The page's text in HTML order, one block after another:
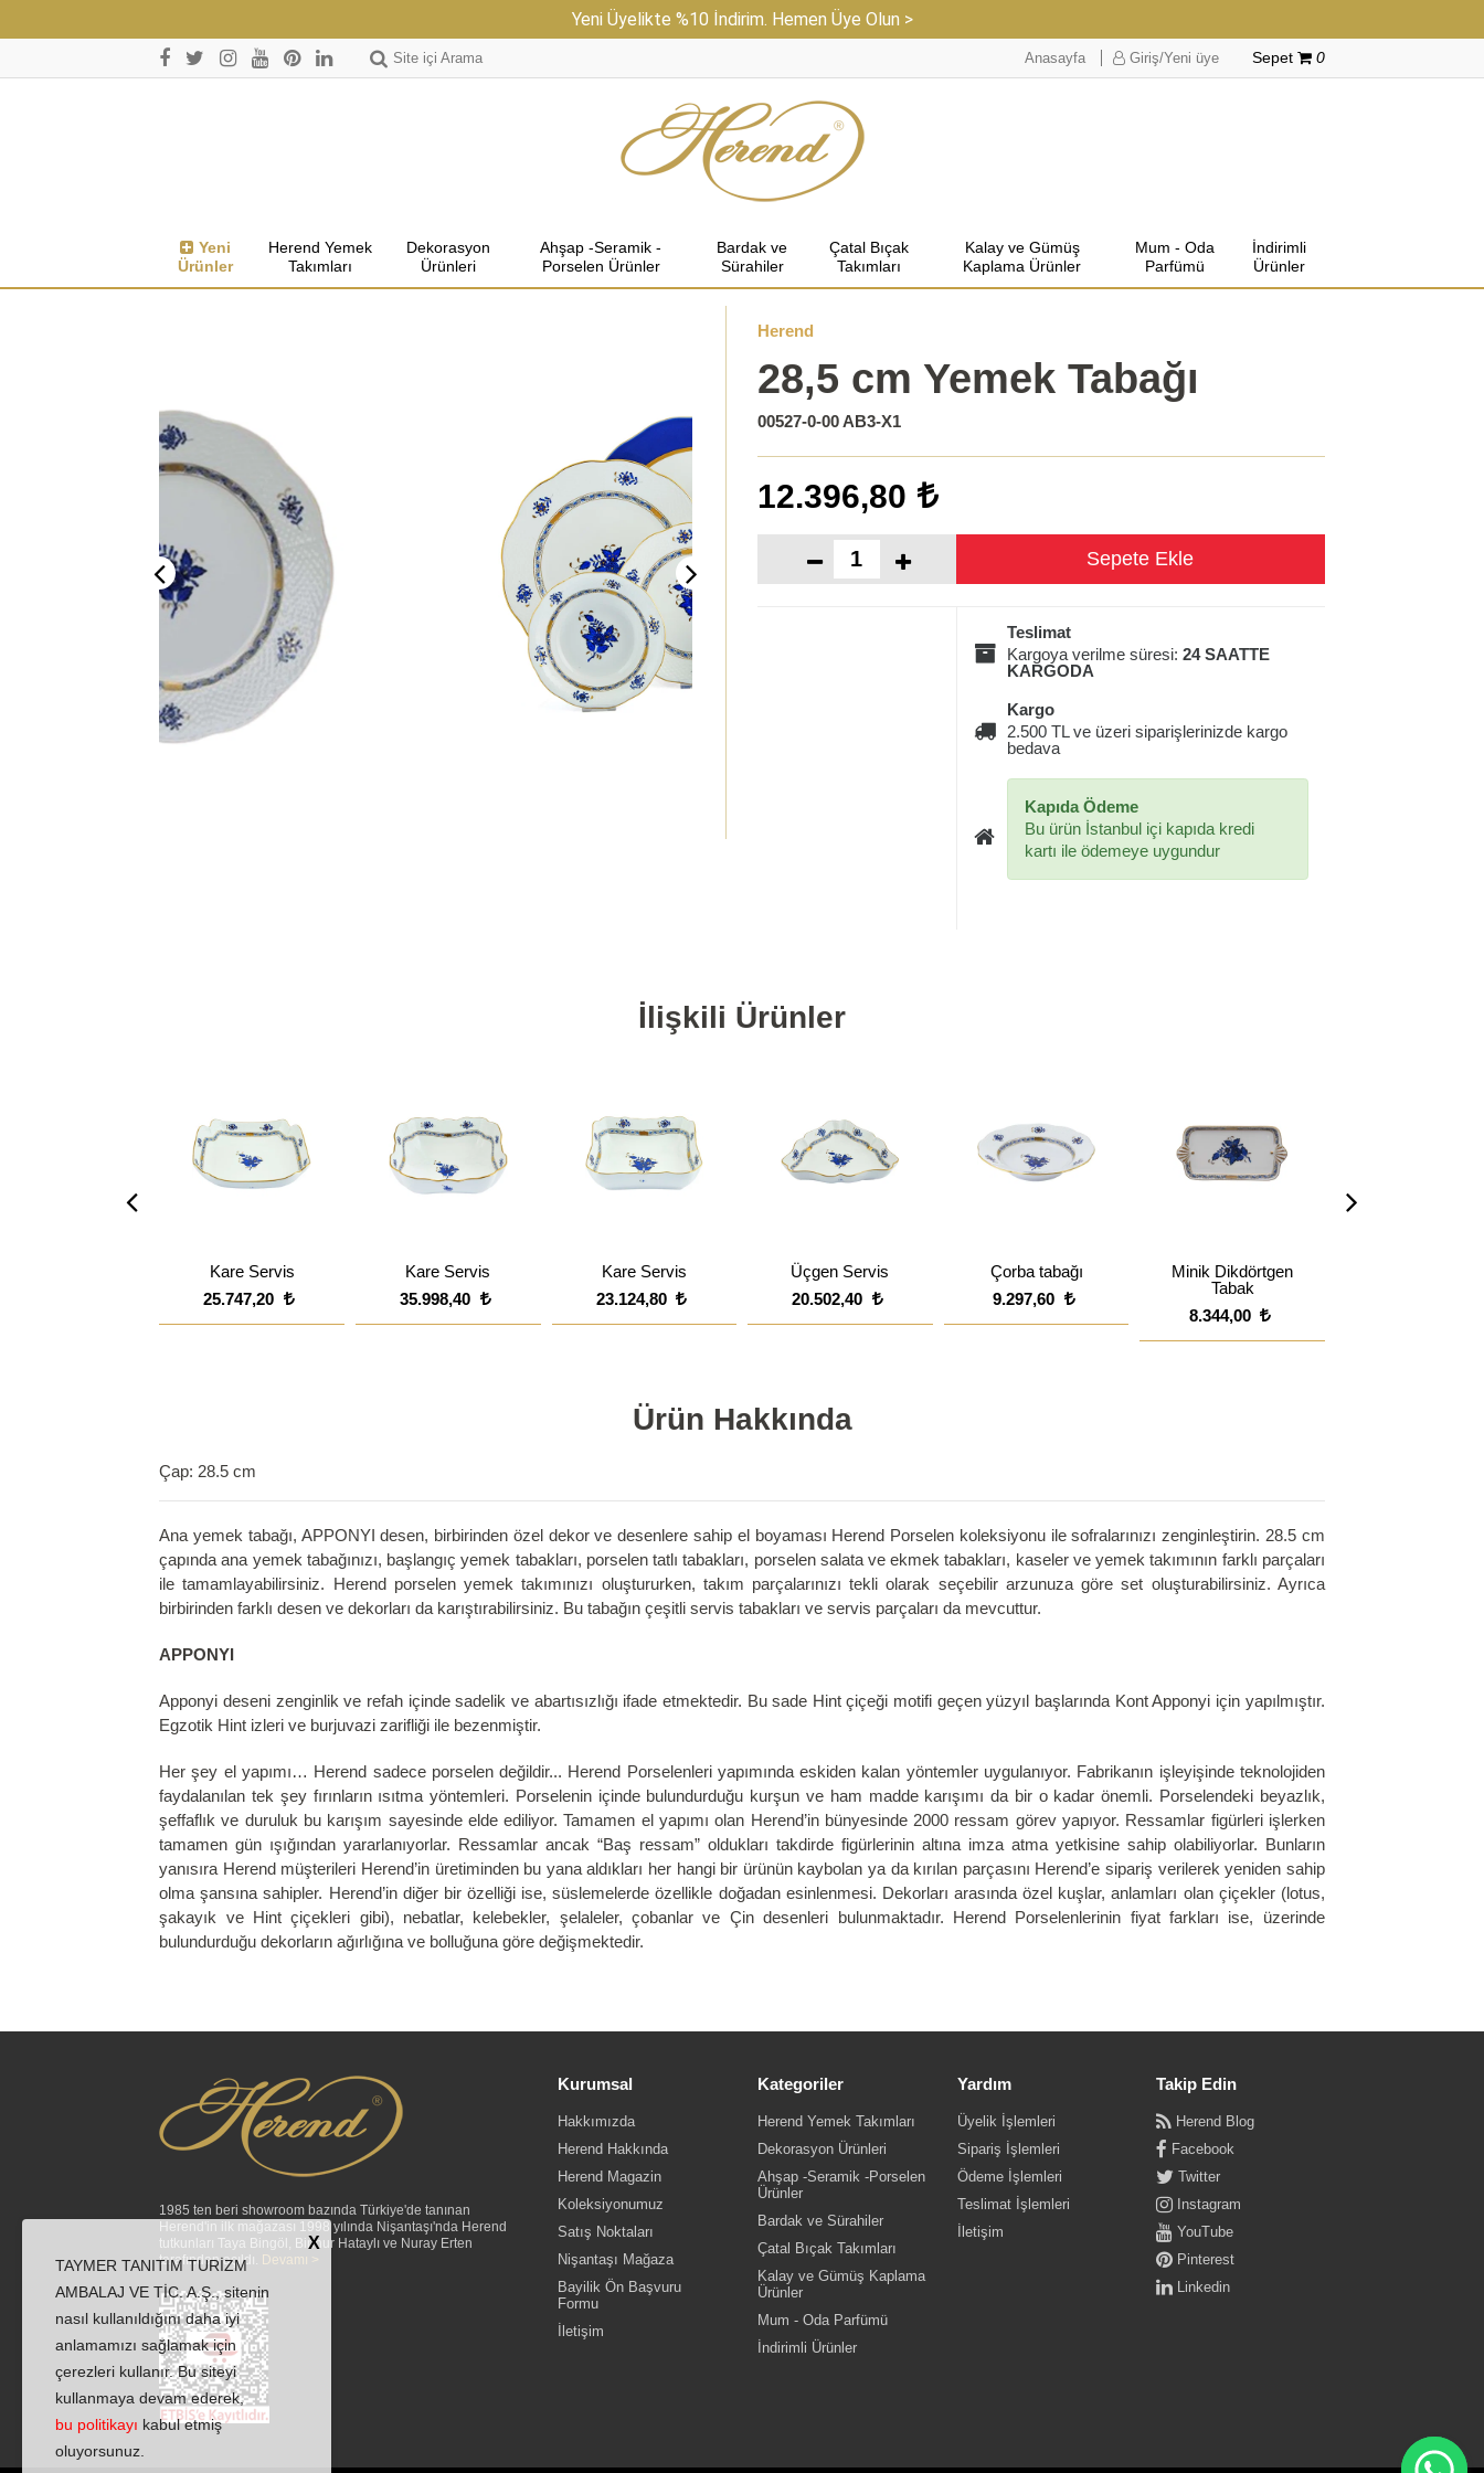
Yeni Üyelikte %10 İndirim. Hemen Üye Olun >
Site içi Arama Anasayfa Giriş/Yeni üye Sepet 0
Yeni
Ürünler
Herend Yemek
Takımları
Dekorasyon
Ürünleri
Ahşap -Seramik -
Porselen Ürünler
Bardak ve
Sürahiler
Çatal Bıçak
Takımları
Kalay ve Gümüş
Kaplama Ürünler
Mum - Oda
Parfümü
İndirimli
Ürünler
Herend
28,5 cm Yemek Tabağı
00527-0-00 AB3-X1
12.396,80
Teslimat
Kargoya verilme süresi: 24 SAATTE
KARGODA
Kargo
2.500 TL ve üzeri siparişlerinizde kargo
bedava
Kapıda Ödeme
Bu ürün İstanbul içi kapıda kredi
kartı ile ödemeye uygundur
İlişkili Ürünler
Kare Servis
25.747,20
Kare Servis
35.998,40
Kare Servis
23.124,80
Üçgen Servis
20.502,40
Çorba tabağı
9.297,60
Minik Dikdörtgen
Tabak
8.344,00
Ürün Hakkında
Çap: 28.5 cm
Ana yemek tabağı, APPONYI desen, birbirinden özel dekor ve desenlere sahip el boyaması Herend Porselen koleksiyonu ile sofralarınızı zenginleştirin. 28.5 cm
çapında ana yemek tabağınızı, başlangıç yemek tabakları, porselen tatlı tabakları, porselen salata ve ekmek tabakları, kaseler ve yemek takımının farklı parçaları
ile tamamlayabilirsiniz. Herend porselen yemek takımınızı oluştururken, takım parçalarınızı tekli olarak seçebilir arzunuza göre set oluşturabilirsiniz. Ayrıca
birbirinden farklı desen ve dekorları da karıştırabilirsiniz. Bu tabağın çeşitli servis tabakları ve servis parçaları da mevcuttur.
APPONYI
Apponyi deseni zenginlik ve refah içinde sadelik ve abartısızlığı ifade etmektedir. Bu sade Hint çiçeği motifi geçen yüzyıl başlarında Kont Apponyi için yapılmıştır.
Egzotik Hint izleri ve burjuvazi zarifliği ile bezenmiştir.
Her şey el yapımı… Herend sadece porselen değildir... Herend Porselenleri yapımında eskiden kalan yöntemler uygulanıyor. Fabrikanın işleyişinde teknolojiden
faydalanılan tek şey fırınların ısıtma yöntemleri. Porselenin içinde bulundurduğu kurşun ve ham madde karışımı da bir o kadar önemli. Porselendeki beyazlık,
şeffaflık ve duruluk bu karışım sayesinde elde ediliyor. Tamamen el yapımı olan Herend’in bünyesinde 2000 ressam görev yapıyor. Ressamlar figürleri işlerken
tamamen gün ışığından yararlanıyorlar. Ressamlar ancak “Baş ressam” oldukları takdirde figürlerinin altına imza atma yetkisine sahip olabiliyorlar. Bunların
yanısıra Herend müşterileri Herend’in üretiminden bu yana aldıkları her hangi bir ürünün kaybolan ya da kırılan parçasını Herend’e sipariş verilerek yeniden sahip
olma şansına sahipler. Herend’in diğer bir özelliği ise, süslemelerde özellikle doğadan esinlenmesi. Dekorları arasında özel kuşlar, anlamları olan çiçekler (lotus,
şakayık ve Hint çiçekleri gibi), nebatlar, kelebekler, şelaleler, çobanlar ve Çin desenleri bulunmaktadır. Herend Porselenlerinin fiyat farkları ise, üzerinde
bulundurduğu dekorların ağırlığına ve bolluğuna göre değişmektedir.
1985 ten beri showroom bazında Türkiye'de tanınan
Herend'in ilk mağazası 1998 yılında Nişantaşı'nda Herend
tutkunları Taya Bingöl, Binnur Hataylı ve Nuray Erten
tarafından açıldı. Devamı >
Kurumsal
Hakkımızda
Herend Hakkında
Herend Magazin
Koleksiyonumuz
Satış Noktaları
Nişantaşı Mağaza
Bayilik Ön Başvuru
Formu
İletişim
Kategoriler
Herend Yemek Takımları
Dekorasyon Ürünleri
Ahşap -Seramik -Porselen
Ürünler
Bardak ve Sürahiler
Çatal Bıçak Takımları
Kalay ve Gümüş Kaplama
Ürünler
Mum - Oda Parfümü
İndirimli Ürünler
Yardım
Üyelik İşlemleri
Sipariş İşlemleri
Ödeme İşlemleri
Teslimat İşlemleri
İletişim
Takip Edin
Herend Blog
Facebook
Twitter
Instagram
YouTube
Pinterest
Linkedin
TAYMER TANITIM TURİZM
AMBALAJ VE TİC. A.Ş., sitenin
nasıl kullanıldığını daha iyi
anlamamızı sağlamak için
çerezleri kullanır. Bu siteyi
kullanmaya devam ederek,
bu politikayı kabul etmiş
oluyorsunuz.
X